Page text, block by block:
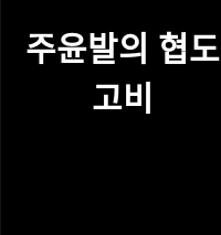
주윤발의 협도
고비